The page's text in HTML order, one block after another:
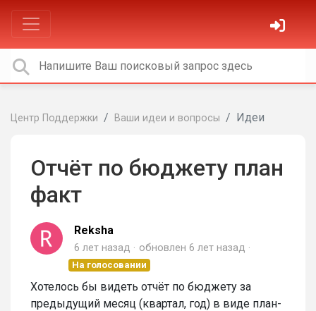
Центр Поддержки Ваши идеи и вопросы Идеи
Отчёт по бюджету план
факт
Reksha
6 лет назад обновлен 6 лет назад
На голосовании
Хотелось бы видеть отчёт по бюджету за
предыдущий месяц (квартал, год) в виде план-